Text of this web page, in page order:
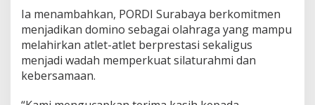
i
n
o
B
e
Ia menambahkan, PORDI Surabaya berkomitmen
menjadikan domino sebagai olahraga yang mampu
melahirkan atlet-atlet berprestasi sekaligus
menjadi wadah memperkuat silaturahmi dan
kebersamaan.